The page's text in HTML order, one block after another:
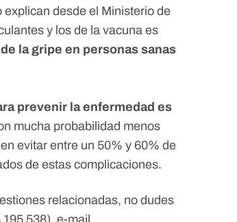
desde el Ministerio de
y los de la vacuna es
la gripe en personas sanas
prevenir la enfermedad es
mucha probabilidad menos
evitar entre un 50% y 60% de
de estas complicaciones.
relacionadas, no dudes